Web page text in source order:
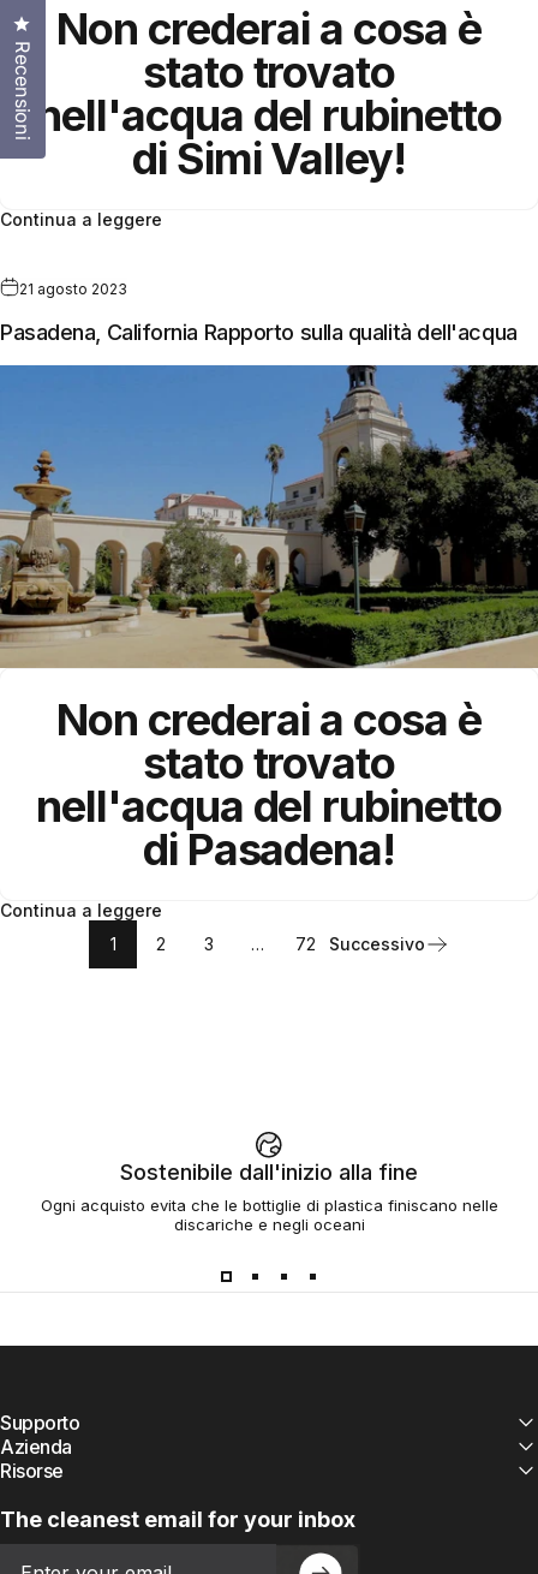
Non crederai a cosa è
stato trovato
nell'acqua del rubinetto
di Simi Valley!
Continua a leggere
21 agosto 2023
Pasadena, California Rapporto sulla qualità dell'acqua
Non crederai a cosa è
stato trovato
nell'acqua del rubinetto
di Pasadena!
Continua a leggere
1
2 3 … 72 Successivo
Sostenibile dall'inizio alla fine
Ogni acquisto evita che le bottiglie di plastica finiscano nelle
discariche e negli oceani
Supporto
Azienda
Risorse
The cleanest email for your inbox
Recensioni
Clicca per aprire la finestra delle recensioni